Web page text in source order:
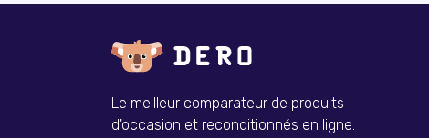
Le meilleur comparateur de produits
d'occasion et reconditionnés en ligne.